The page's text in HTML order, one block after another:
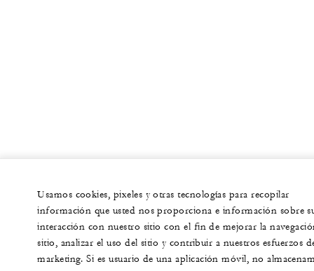
Usamos cookies, pixeles y otras tecnologías para recopilar
información que usted nos proporciona e información sobre
interacción con nuestro sitio con el fin de mejorar la
sitio, analizar el uso del sitio y contribuir a nuestros esfuerzos
marketing. Si es usuario de una aplicación móvil, no